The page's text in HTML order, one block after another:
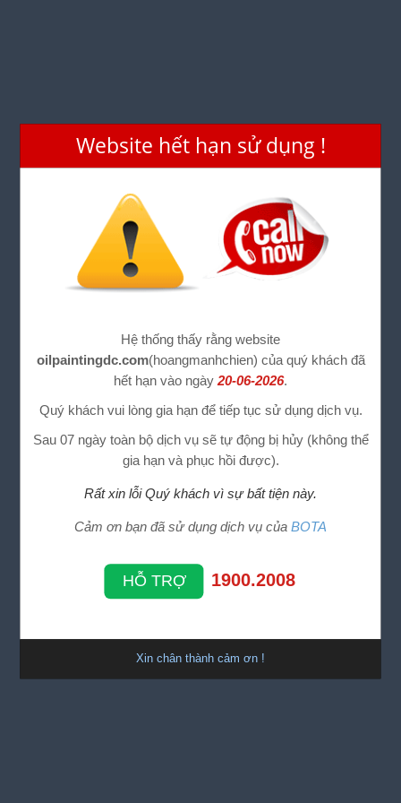
Website hết hạn sử dụng !
Hệ thống thấy rằng website
oilpaintingdc.com(hoangmanhchien) của quý khách đã
hết hạn vào ngày20-06-2026.
Quý khách vui lòng gia hạn để tiếp tục sử dụng dịch vụ.
Sau 07 ngày toàn bộ dịch vụ sẽ tự động bị hủy (không thể
gia hạn và phục hồi được).
Rất xin lỗi Quý khách vì sự bất tiện này.
Cảm ơn bạn đã sử dụng dịch vụ của BOTA
HỖ TRỢ 1900.2008
Xin chân thành cảm ơn !